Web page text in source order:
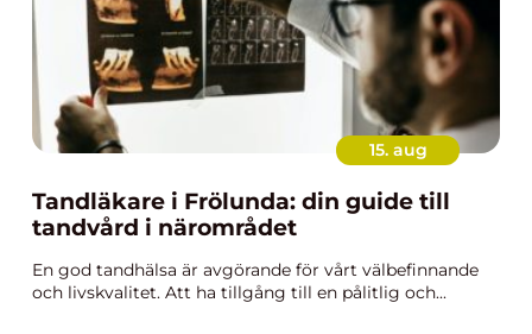
15. aug
Tandläkare i Frölunda: din guide till
tandvård i närområdet
En god tandhälsa är avgörande för vårt välbefinnande
och livskvalitet. Att ha tillgång till en pålitlig och...